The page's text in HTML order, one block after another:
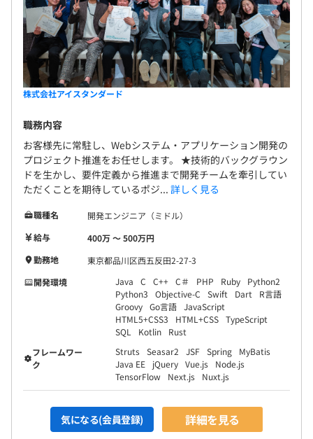
株式会社アイスタンダード
職務内容
お客様先に常駐し、Webシステム・アプリケーション開発の
プロジェクト推進をお任せします。 ★技術的バックグラウン
ドを生かし、要件定義から推進まで開発チームを牽引してい
ただくことを期待しているポジ... 詳しく見る
職種名
開発エンジニア（ミドル）
給与
400万 〜 500万円
勤務地
東京都品川区西五反田2-27-3
開発環境
Java C C++ C＃ PHP Ruby
Python2
Python3
Objective-C Swift Dart
R言語
Groovy Go言語 JavaScript
HTML5+CSS3
HTML+CSS TypeScript
SQL
Kotlin
Rust
フレームワー
ク
Struts Seasar2 JSF Spring
MyBatis
Java EE
jQuery Vue.js
Node.js
TensorFlow
Next.js Nuxt.js
気になる(会員登録) 詳細を見る